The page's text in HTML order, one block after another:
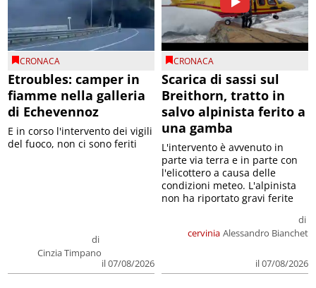
CRONACA
Etroubles: camper in
fiamme nella galleria
di Echevennoz
di
Cinzia Timpano
il 07/08/2026
E in corso l'intervento dei vigili
del fuoco, non ci sono feriti
CRONACA
Scarica di sassi sul
Breithorn, tratto in
salvo alpinista ferito a
una gamba
cervinia
di
Alessandro Bianchet
il 07/08/2026
L'intervento è avvenuto in
parte via terra e in parte con
l'elicottero a causa delle
condizioni meteo. L'alpinista
non ha riportato gravi ferite